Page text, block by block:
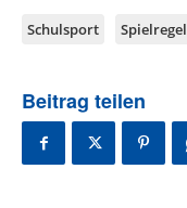
Schulsport
Beitrag teilen